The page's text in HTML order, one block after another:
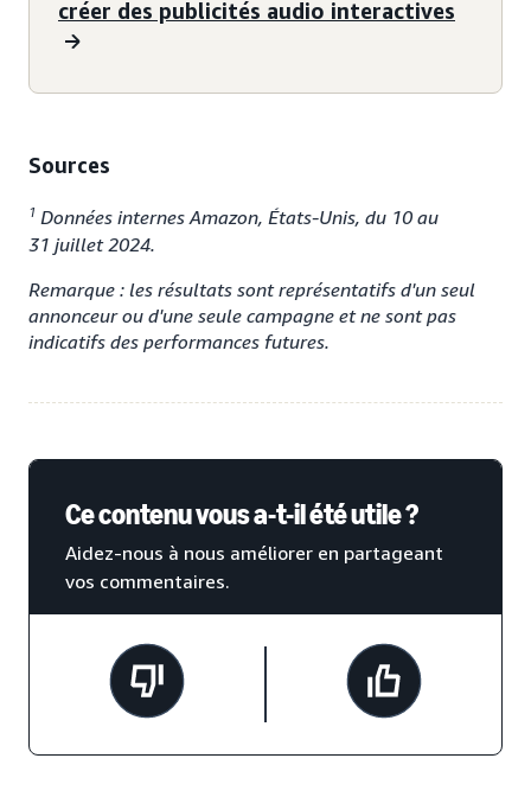
créer des publicités audio interactives
Sources
1 Données internes Amazon, États-Unis, du 10 au
31 juillet 2024.
Remarque : les résultats sont représentatifs d'un seul
annonceur ou d'une seule campagne et ne sont pas
indicatifs des performances futures.
Ce contenu vous a-t-il été utile ?
Aidez-nous à nous améliorer en partageant
vos commentaires.